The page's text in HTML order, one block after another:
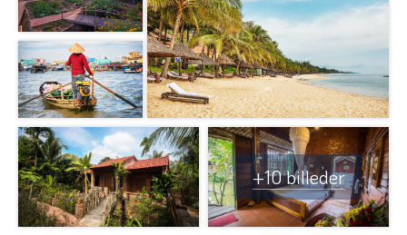
+10 billeder